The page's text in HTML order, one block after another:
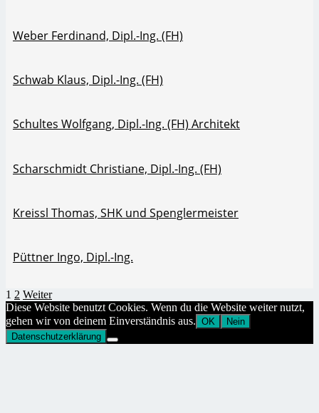
Weber Ferdinand, Dipl.-Ing. (FH)
Schwab Klaus, Dipl.-Ing. (FH)
Schultes Wolfgang, Dipl.-Ing. (FH) Architekt
Scharschmidt Christiane, Dipl.-Ing. (FH)
Kreissl Thomas, SHK und Spenglermeister
Püttner Ingo, Dipl.-Ing.
1 2 Weiter
Diese Website benutzt Cookies. Wenn du die Website weiter nutzt,
gehen wir von deinem Einverständnis aus. OK
Nein
Datenschutzerklärung